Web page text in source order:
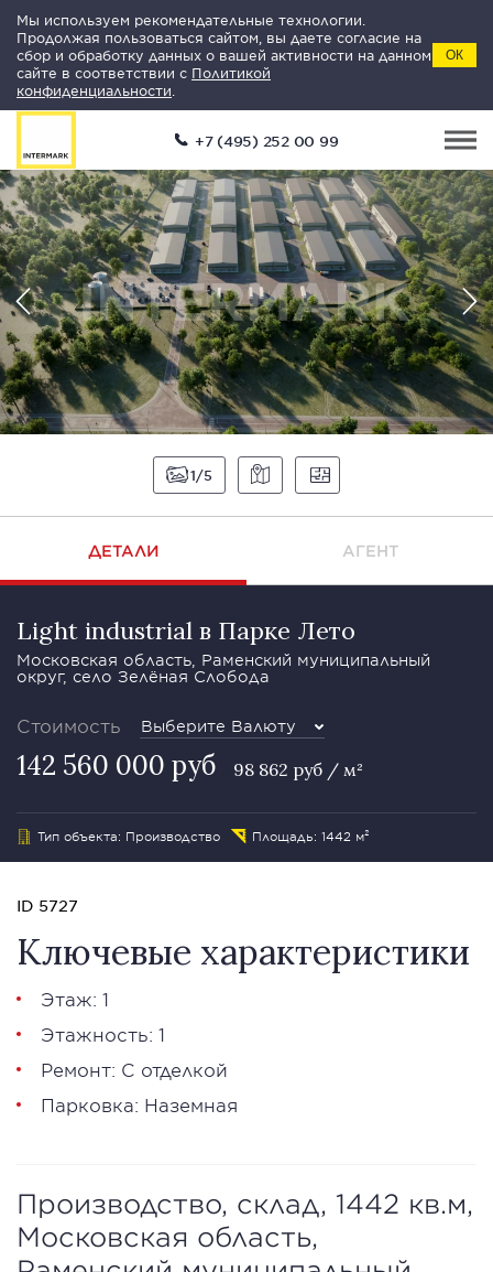
Мы используем рекомендательные технологии.
Продолжая пользоваться сайтом, вы даете согласие на
сбор и обработку данных о вашей активности на данном
сайте в соответствии с Политикой
конфиденциальности
ОК
+7 (495) 252 00 99
1 5
ДЕТАЛИ АГЕНТ
Light industrial в Парке Лето
Московская область, Раменский муниципальный
округ, село Зелёная Слобода
Стоимость Выберите Валюту
142 560 000 руб 98 862 руб / м²
Тип объекта: Производство Площадь: 1442 м²
ID 5727
Ключевые характеристики
Этаж: 1
Этажность: 1
Ремонт: С отделкой
Парковка: Наземная
Производство, склад, 1442 кв.м,
Московская область,